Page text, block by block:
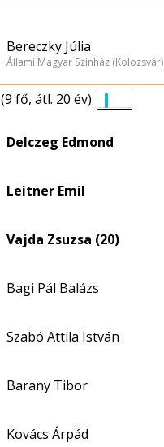
Bereczky Júlia
Állami Magyar Színház (Kolozsvár)
(9 fő, átl. 20 év)
Delczeg Edmond
Leitner Emil
Vajda Zsuzsa (20)
Bagi Pál Balázs
Szabó Attila István
Barany Tibor
Kovács Árpád